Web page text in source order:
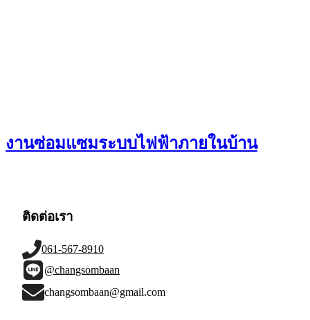
งานซ่อมแซมระบบไฟฟ้าภายในบ้าน
ติดต่อเรา
061-567-8910
@changsombaan
changsombaan@gmail.com